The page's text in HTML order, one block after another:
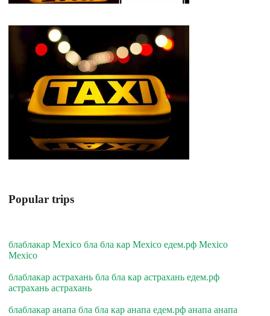
Popular trips
блаблакар Mexico бла бла кар Mexico едем.рф Mexico
Mexico
блаблакар астрахань бла бла кар астрахань едем.рф
астрахань астрахань
блаблакар анапа бла бла кар анапа едем.рф анапа анапа